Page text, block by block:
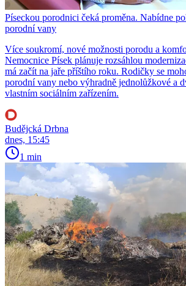
Píseckou porodnici čeká proměna. Nabídne
porodní vany
Více soukromí, nové možnosti porodu a
Nemocnice Písek plánuje rozsáhlou
má začít na jaře příštího roku. Rodičky se
porodní vany nebo výhradně jednolůžkové a
vlastním sociálním zařízením.
Budějcká Drbna
dnes, 15:45
1 min